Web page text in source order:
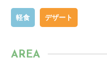
軽食 デザート
AREA